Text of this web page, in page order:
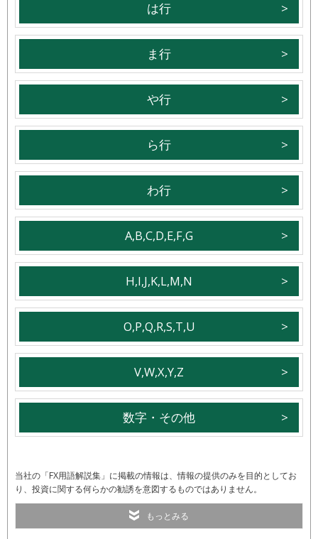
は行
ま行
や行
ら行
わ行
A,B,C,D,E,F,G
H,I,J,K,L,M,N
O,P,Q,R,S,T,U
V,W,X,Y,Z
数字・その他
当社の「FX用語解説集」に掲載の情報は、情報の提供のみを目的としてお
り、投資に関する何らかの勧誘を意図するものではありません。
もっとみる